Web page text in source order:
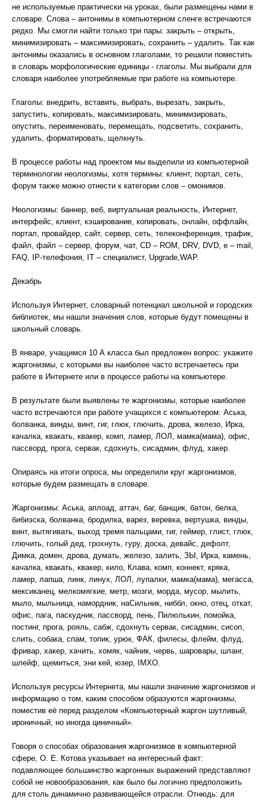
не используемые практически на уроках, были размещены нами в
словаре. Слова – антонимы в компьютерном сленге встречаются
редко. Мы смогли найти только три пары: закрыть – открыть,
минимизировать – максимизировать, сохранить – удалить. Так как
антонимы оказались в основном глаголами, то решили поместить
в словарь морфологические единицы - глаголы. Мы выбрали для
словаря наиболее употребляемые при работе на компьютере.
Глаголы: внедрить, вставить, выбрать, вырезать, закрыть,
запустить, копировать, максимизировать, минимизировать,
опустить, переименовать, перемещать, подсветить, сохранить,
удалить, форматировать, щелкнуть.
В процессе работы над проектом мы выделили из компьютерной
терминологии неологизмы, хотя термины: клиент, портал, сеть,
форум также можно отнести к категории слов – омонимов.
Неологизмы: баннер, веб, виртуальная реальность, Интернет,
интерфейс, клиент, кэширование, копировать, онлайн, оффлайн,
портал, провайдер, сайт, сервер, сеть, телеконференция, трафик,
файл, файл – сервер, форум, чат, CD – ROM, DRV, DVD, e – mail,
FAQ, IP-телефония, IT – специалист, Upgrade,WAP.
Декабрь
Используя Интернет, словарный потенциал школьной и городских
библиотек, мы нашли значения слов, которые будут помещены в
школьный словарь.
В январе, учащимся 10 А класса был предложен вопрос: укажите
жаргонизмы, с которыми вы наиболее часто встречаетесь при
работе в Интернете или в процессе работы на компьютере.
В результате были выявлены те жаргонизмы, которые наиболее
часто встречаются при работе учащихся с компьютером: Аська,
болванка, винды, винт, гиг, глюк, глючить, дрова, железо, Ирка,
качалка, квакать, квакер, комп, ламер, ЛОЛ, мамка(мама), офис,
пассворд, прога, сервак, сдохнуть, сисадмин, флуд, хакер.
Опираясь на итоги опроса, мы определили круг жаргонизмов,
которые будем размещать в словаре.
Жаргонизмы: Аська, аплоад, аттач, баг, банщик, батон, белка,
бибиэска, болванка, бродилка, варез, веревка, вертушка, винды,
винт, вытягивать, выход тремя пальцами, гиг, геймер, глист, глюк,
глючить, голый дед, грохнуть, гуру, доска, девайс, дефолт,
Димка, домен, дрова, думать, железо, залить, ЗЫ, Ирка, камень,
качалка, квакать, квакер, кило, Клава, комп, коннект, кряка,
ламер, лапша, линк, линух, ЛОЛ, лупалки, мамка(мама), мегасса,
мексиканец, мелкомягкие, метр, мозги, морда, мусор, мылить,
мыло, мыльница, намордник, наСильник, ниббл, окно, отец, откат,
офис, пага, паскудник, пассворд, пень, Пилюлькин, помойка,
постинг, прога, рояль, сабж, сдохнуть сервак, сисадмин, сисоп,
слить, собака, спам, топик, урюк, ФАК, филесы, флейм, флуд,
фривар, хакер, хачить, хомяк, чайник, червь, шаровары, шланг,
шлейф, щемиться, эни кей, юзер, IMXO.
Используя ресурсы Интернета, мы нашли значение жаргонизмов и
информацию о том, каким способом образуются жаргонизмы,
поместив её перед разделом «Компьютерный жаргон шутливый,
ироничный, но иногда циничный».
Говоря о способах образования жаргонизмов в компьютерной
сфере, О. Е. Котова указывает на интересный факт:
подавляющее большинство жаргонных выражений представляют
собой не новообразования, как было бы логично предположить
для столь динамично развивающейся отрасли. Отнюдь: для